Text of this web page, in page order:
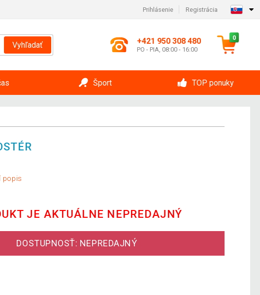
Prihlásenie Registrácia
Vyhľadať +421 950 308 480
PO - PIA, 08:00 - 16:00
0
Šport TOP ponuky
popis
JE AKTUÁLNE NEPREDAJNÝ
DOSTUPNOSŤ: NEPREDAJNÝ